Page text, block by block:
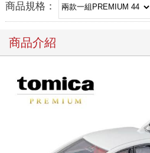
商品規格：
商品介紹